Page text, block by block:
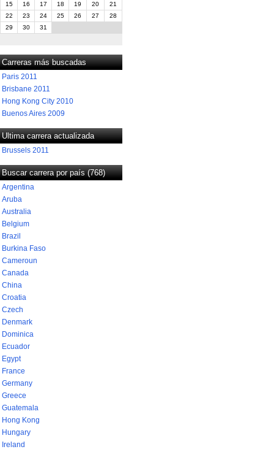
15
16 17 18 19 20
21
22
23 24 25 26 27
28
29
30 31
Carreras más buscadas
Paris 2011
Brisbane 2011
Hong Kong City 2010
Buenos Aires 2009
Ultima carrera actualizada
Brussels 2011
Buscar carrera por país (768)
Argentina
Aruba
Australia
Belgium
Brazil
Burkina Faso
Cameroun
Canada
China
Croatia
Czech
Denmark
Dominica
Ecuador
Egypt
France
Germany
Greece
Guatemala
Hong Kong
Hungary
Ireland